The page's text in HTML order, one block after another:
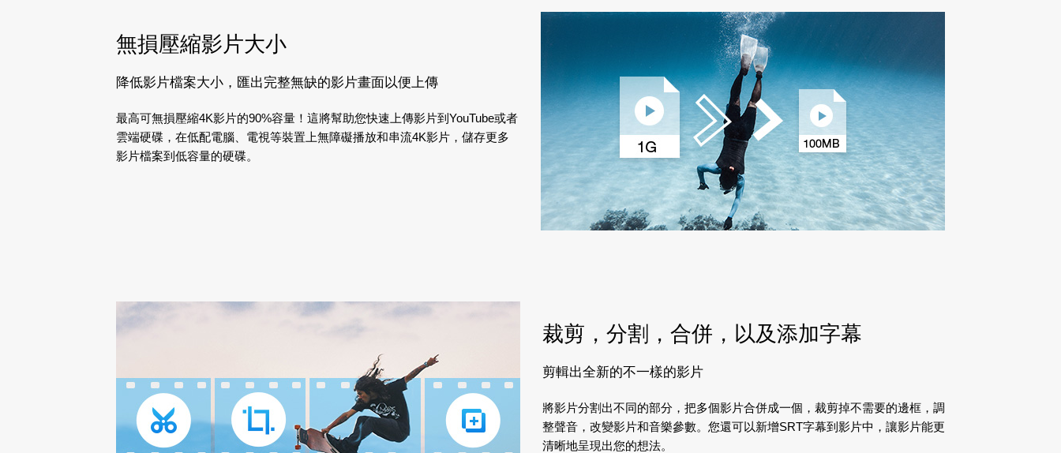
無損壓縮影片大小
降低影片檔案大小，匯出完整無缺的影片畫面以便上傳
最高可無損壓縮4K影片的90%容量！這將幫助您快速上傳影片到YouTube或者
雲端硬碟，在低配電腦、電視等裝置上無障礙播放和串流4K影片，儲存更多
影片檔案到低容量的硬碟。
裁剪，分割，合併，以及添加字幕
剪輯出全新的不一樣的影片
將影片分割出不同的部分，把多個影片合併成一個，裁剪掉不需要的邊框，調
整聲音，改變影片和音樂參數。您還可以新增SRT字幕到影片中，讓影片能更
清晰地呈現出您的想法。